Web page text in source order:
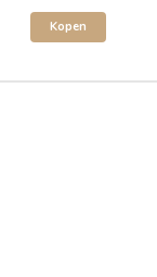
Kopen